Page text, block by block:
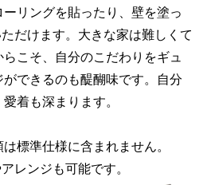
リングを貼ったり、壁を塗っ
だけます。大きな家は難しくて
こそ、自分のこだわりをギュ
できるのも醍醐味です。自分
着も深まります。
標準仕様に含まれません。
レンジも可能です。